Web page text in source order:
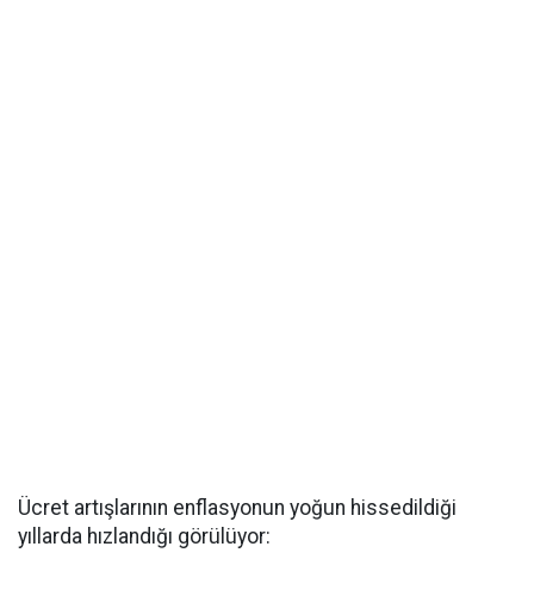
Ücret artışlarının enflasyonun yoğun hissedildiği
yıllarda hızlandığı görülüyor: